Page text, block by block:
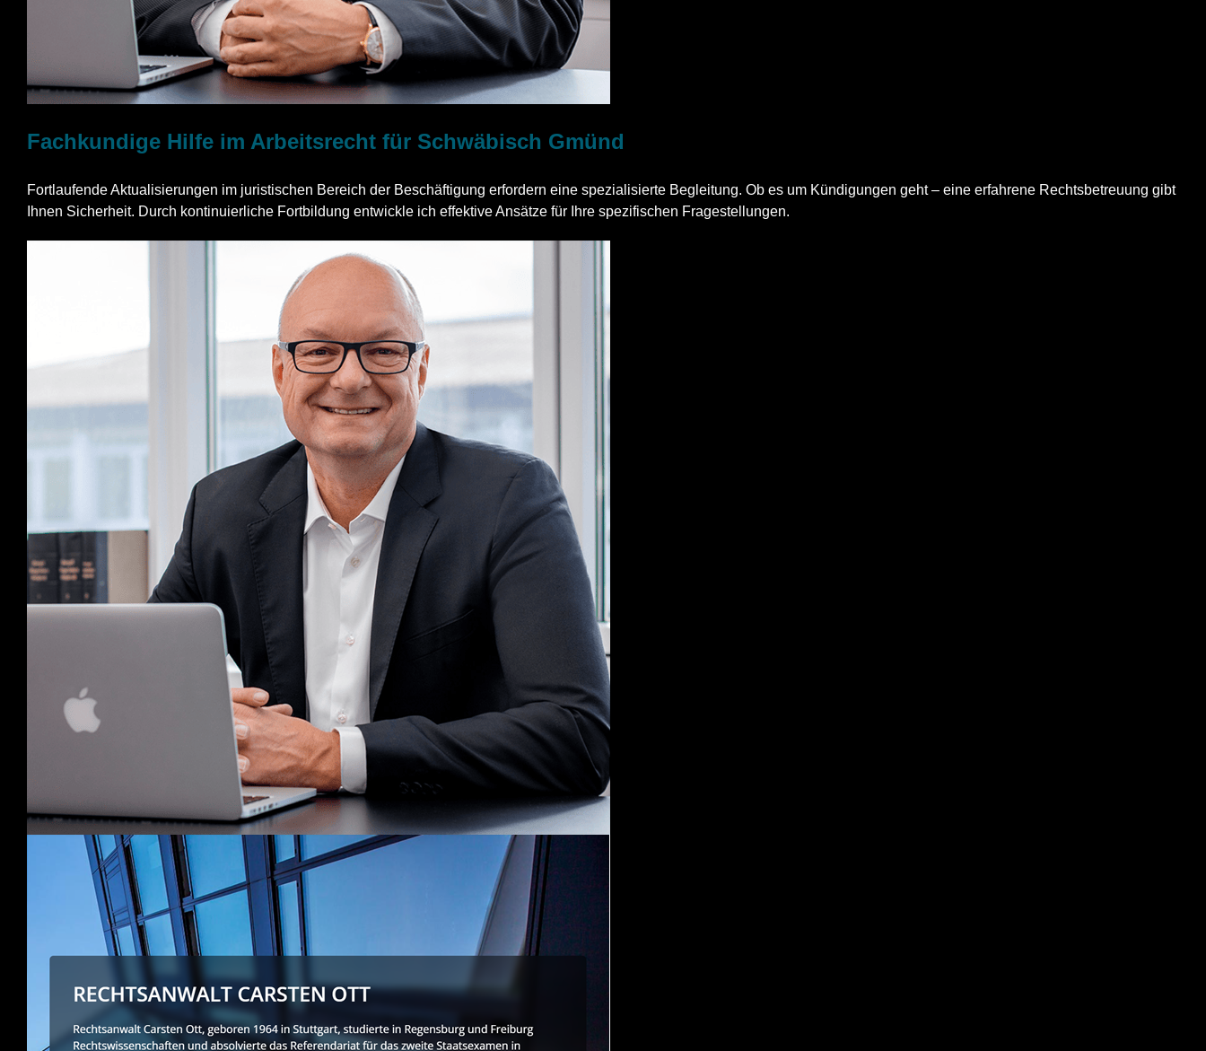
Fachkundige Hilfe im Arbeitsrecht für Schwäbisch Gmünd
Fortlaufende Aktualisierungen im juristischen Bereich der Beschäftigung erfordern eine spezialisierte Begleitung. Ob es um Kündigungen geht – eine erfahrene Rechtsbetreuung gibt
Ihnen Sicherheit. Durch kontinuierliche Fortbildung entwickle ich effektive Ansätze für Ihre spezifischen Fragestellungen.